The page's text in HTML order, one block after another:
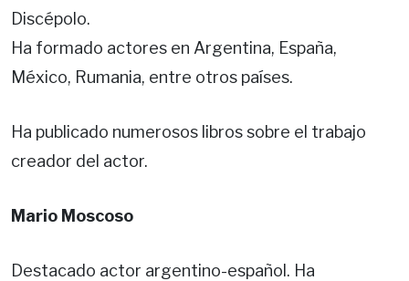
Discépolo.
Ha formado actores en Argentina, España,
México, Rumania, entre otros países.
Ha publicado numerosos libros sobre el trabajo
creador del actor.
Mario Moscoso
Destacado actor argentino-español. Ha